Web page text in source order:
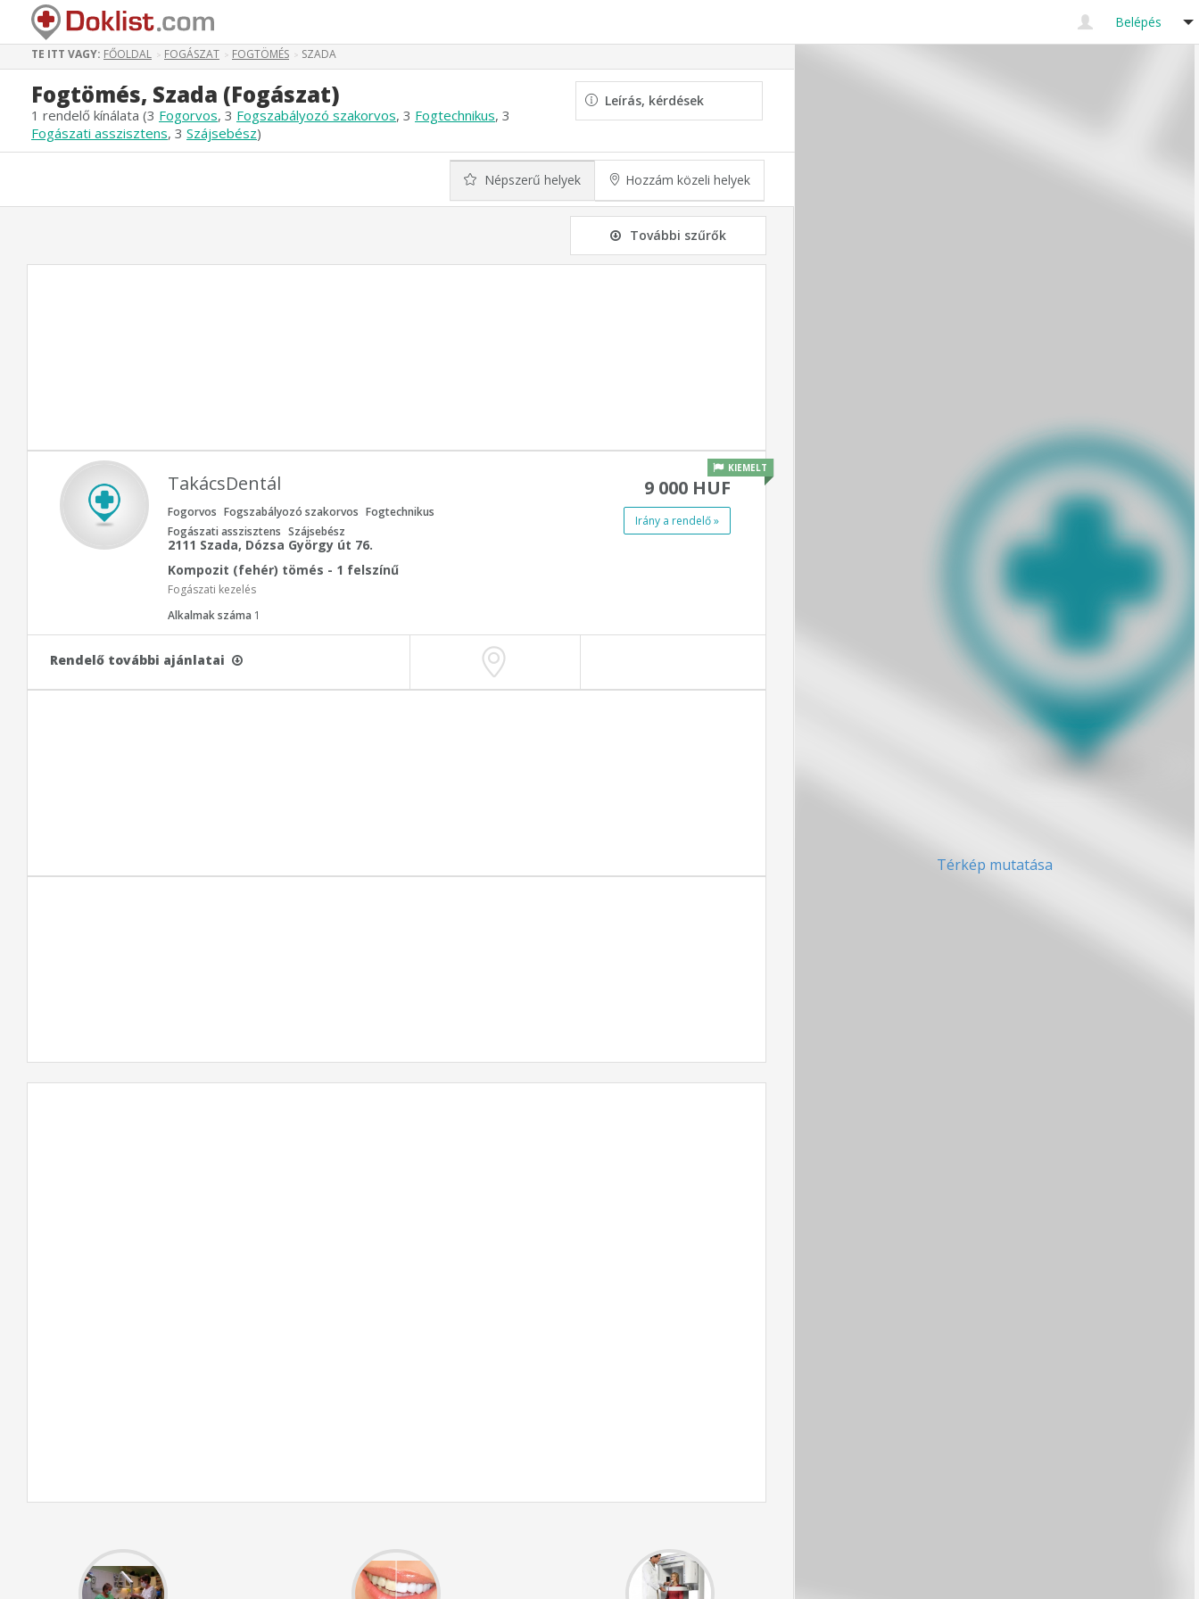
Belépés
TE ITT VAGY: FŐOLDAL > FOGÁSZAT > FOGTÖMÉS > SZADA
Fogtömés, Szada (Fogászat)
1 rendelő kínálata (3 Fogorvos, 3 Fogszabályozó szakorvos, 3 Fogtechnikus, 3
Fogászati asszisztens, 3 Szájsebész)
Leírás, kérdések
Népszerű helyek Hozzám közeli helyek
További szűrők
KIEMELT
TakácsDentál
Fogorvos Fogszabályozó szakorvos Fogtechnikus
Fogászati asszisztens Szájsebész
2111 Szada, Dózsa György út 76.
Kompozit (fehér) tömés - 1 felszínű
Fogászati kezelés
Alkalmak száma 1
9 000 HUF
Irány a rendelő »
Rendelő további ajánlatai
Térkép mutatása